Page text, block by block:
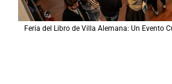
Feria del Libro de Villa Alemana: Un Evento